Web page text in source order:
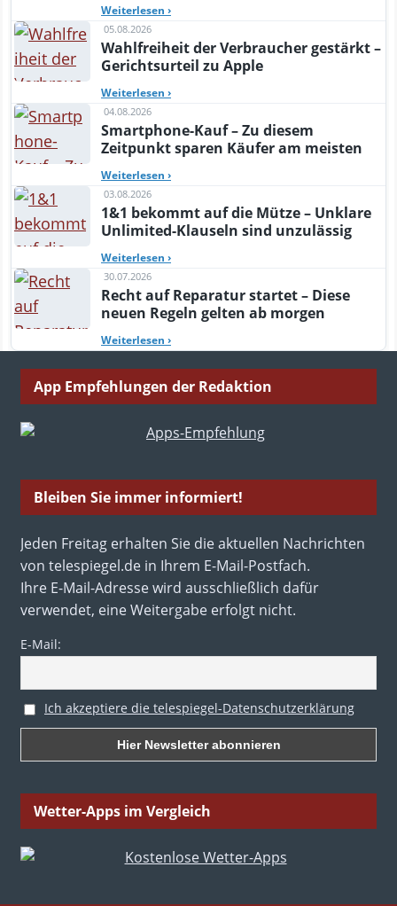
Weiterlesen ›
05.08.2026
Wahlfreiheit der Verbraucher gestärkt –
Gerichtsurteil zu Apple
Weiterlesen ›
04.08.2026
Smartphone-Kauf – Zu diesem
Zeitpunkt sparen Käufer am meisten
Weiterlesen ›
03.08.2026
1&1 bekommt auf die Mütze – Unklare
Unlimited-Klauseln sind unzulässig
Weiterlesen ›
30.07.2026
Recht auf Reparatur startet – Diese
neuen Regeln gelten ab morgen
Weiterlesen ›
App Empfehlungen der Redaktion
Bleiben Sie immer informiert!
Jeden Freitag erhalten Sie die aktuellen Nachrichten
von telespiegel.de in Ihrem E-Mail-Postfach.
Ihre E-Mail-Adresse wird ausschließlich dafür
verwendet, eine Weitergabe erfolgt nicht.
E-Mail:
Ich akzeptiere die telespiegel-Datenschutzerklärung
Wetter-Apps im Vergleich